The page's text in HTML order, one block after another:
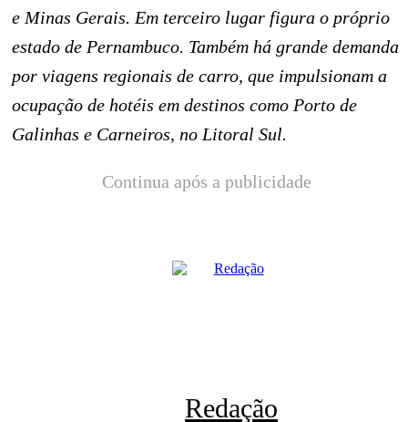
e Minas Gerais. Em terceiro lugar figura o próprio
estado de Pernambuco. Também há grande demanda
por viagens regionais de carro, que impulsionam a
ocupação de hotéis em destinos como Porto de
Galinhas e Carneiros, no Litoral Sul.
Continua após a publicidade
Redação